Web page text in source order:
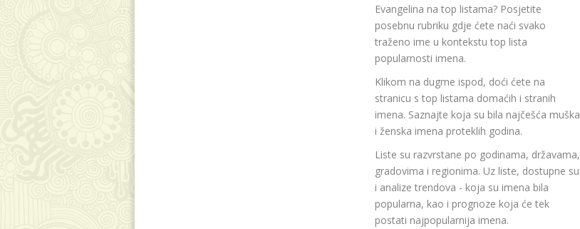
Evangelina na top listama? Posjetite
posebnu rubriku gdje ćete naći svako
traženo ime u kontekstu top lista
popularnosti imena.
Klikom na dugme ispod, doći ćete na
stranicu s top listama domaćih i stranih
imena. Saznajte koja su bila najčešća muška
i ženska imena proteklih godina.
Liste su razvrstane po godinama, državama,
gradovima i regionima. Uz liste, dostupne su
i analize trendova - koja su imena bila
popularna, kao i prognoze koja će tek
postati najpopularnija imena.